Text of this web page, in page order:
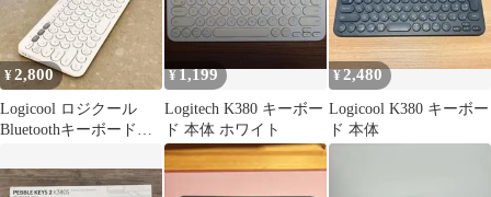
¥2,800
Logicool ロジクール
Bluetoothキーボード
¥1,199
Logitech K380 キーボー
ド 本体 ホワイト
¥2,480
Logicool K380 キーボー
ド 本体